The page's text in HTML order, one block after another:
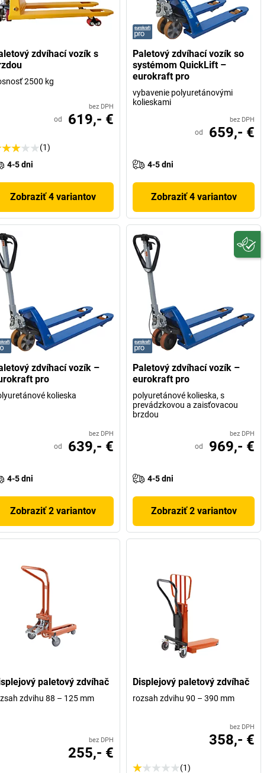
zdvíhací vozík s
2500 kg
bez DPH
od 619,- €
(1)
4-5 dni
Zobraziť 4 variantov
Paletový zdvíhací vozík so
systémom QuickLift –
eurokraft pro
vybavenie polyuretánovými
kolieskami
bez DPH
od 659,- €
4-5 dni
Zobraziť 4 variantov
zdvíhací vozík –
pro
kolieska
bez DPH
od 639,- €
4-5 dni
Zobraziť 2 variantov
Paletový zdvíhací vozík –
eurokraft pro
polyuretánové kolieska, s
prevádzkovou a zaisťovacou
brzdou
bez DPH
od 969,- €
4-5 dni
Zobraziť 2 variantov
paletový zdvíhač
zdvihu 88 – 125 mm
bez DPH
255,- €
Displejový paletový zdvíhač
rozsah zdvihu 90 – 390 mm
bez DPH
358,- €
(1)